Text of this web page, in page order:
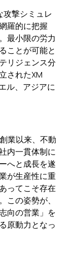
撃シミュレ
羅的に把握
最小限の労力
ことが可能と
リジェンス分
されたXM
ル、アジアに
業以来、不動
内一貫体制に
へと成長を遂
が生産性に重
ってこそ存在
の姿勢が、
向の営業」を
原動力となっ